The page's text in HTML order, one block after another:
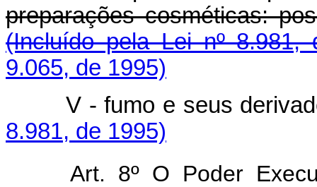
preparações cosméticas:
(Incluído pela Lei nº 8.981,
9.065, de 1995)
V - fumo e seus
8.981, de 1995)
Art. 8º O Poder